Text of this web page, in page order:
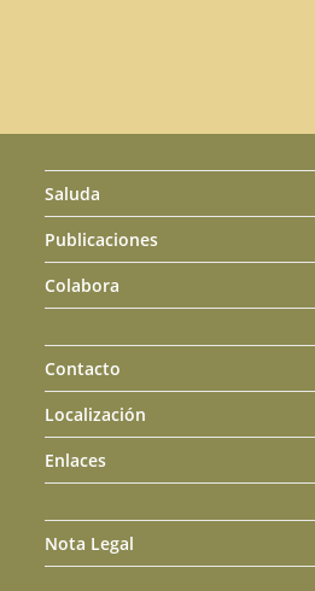
Saluda
Publicaciones
Colabora
Contacto
Localización
Enlaces
Nota Legal